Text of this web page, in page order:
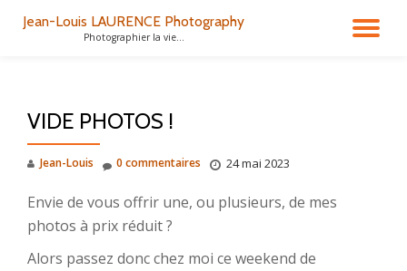
Jean-Louis LAURENCE Photography
Photographier la vie...
VIDE PHOTOS !
Jean-Louis 24 mai 2023
0 commentaires
Envie de vous offrir une, ou plusieurs, de mes
photos à prix réduit ?
Alors passez donc chez moi ce weekend de